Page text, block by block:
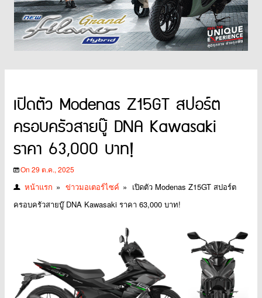
เปิดตัว Modenas Z15GT สปอร์ต
ครอบครัวสายบู๊ DNA Kawasaki
ราคา 63,000 บาท!
On 29 ต.ค., 2025
หน้าแรก » ข่าวมอเตอร์ไซค์ » เปิดตัว Modenas Z15GT สปอร์ต
ครอบครัวสายบู๊ DNA Kawasaki ราคา 63,000 บาท!